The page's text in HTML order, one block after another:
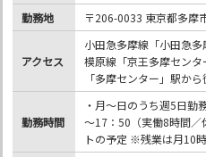
勤務地
〒206-0033 東京都多
アクセス
小田急多摩線「小田急
模原線「京王多摩セン
「多摩センター」駅か
勤務時間
・月～日のうち週5日
～17：50（実働8時間
トの予定 ※残業は月10